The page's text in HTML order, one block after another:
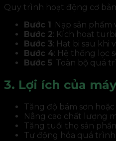
Quy trình hoạt động cơ
Bước 1 : Nạp sản
Bước 2: Kích hoạt
Bước 3: Hạt bi sau khi
Bước 4: Hệ thống lọc
Bước 5: Toàn bộ quá
3. Lợi ích của
Tăng độ bám sơn
Nâng cao chất lượng
Tăng tuổi thọ sản
Tự động hóa quá